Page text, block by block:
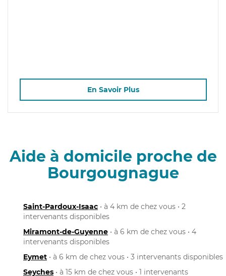
En Savoir Plus
Aide à domicile proche de
Bourgougnague
Saint-Pardoux-Isaac • à 4 km de chez vous • 2
intervenants disponibles
Miramont-de-Guyenne • à 6 km de chez vous • 4
intervenants disponibles
Eymet • à 6 km de chez vous • 3 intervenants disponibles
Seyches • à 15 km de chez vous • 1 intervenants